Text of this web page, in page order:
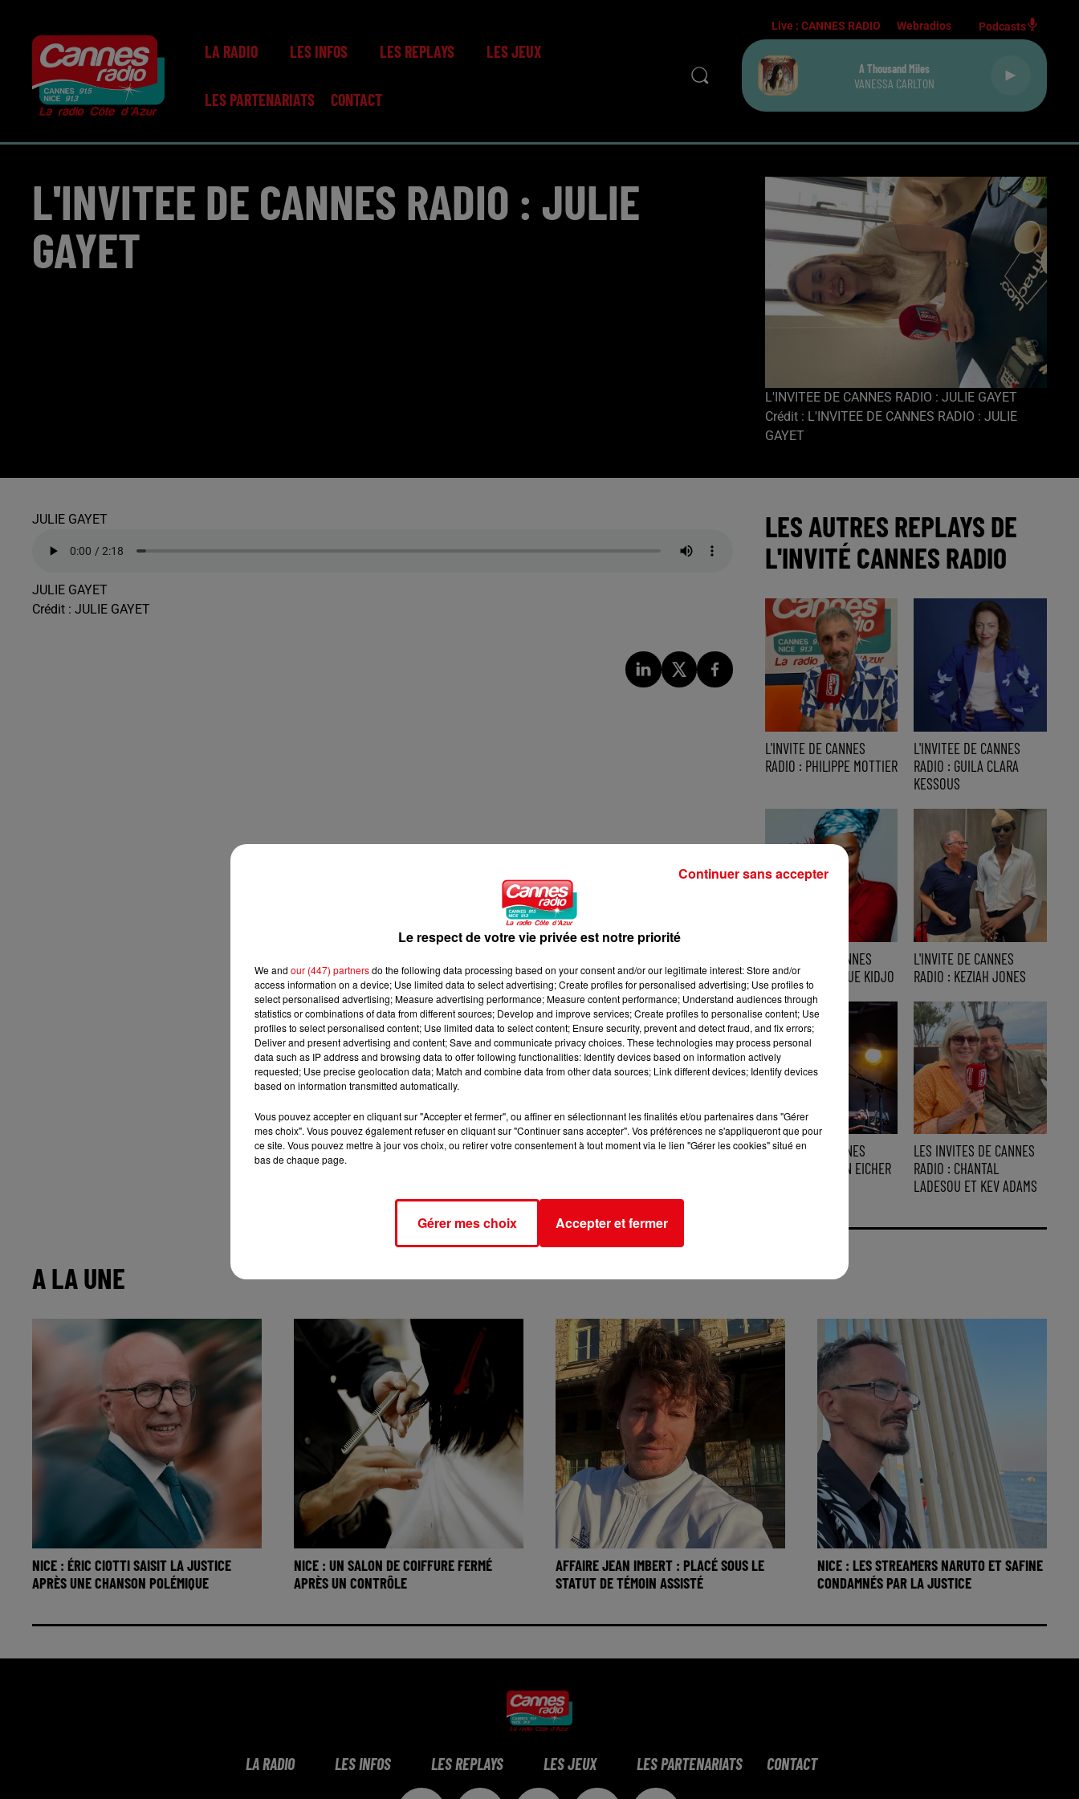
LA RADIO LES INFOS LES REPLAYS LES JEUX
LES PARTENARIATS CONTACT
Live :CANNES RADIO Webradios Podcasts
A Thousand Miles
VANESSA CARLTON
L'INVITEE DE CANNES RADIO : JULIE
GAYET
L'INVITEE DE CANNES RADIO : JULIE GAYET
Crédit : L'INVITEE DE CANNES RADIO : JULIE
GAYET
JULIE GAYET
JULIE GAYET
Crédit : JULIE GAYET
LES AUTRES REPLAYS DE
L'INVITÉ CANNES RADIO
L'INVITE DE CANNES
RADIO : PHILIPPE MOTTIER
L'INVITEE DE CANNES
RADIO : GUILA CLARA
KESSOUS
L'INVITEE DE CANNES
RADIO : ANGELIQUE KIDJO
L'INVITE DE CANNES
RADIO : KEZIAH JONES
L'INVITE DE CANNES
RADIO : STEPHAN EICHER
LES INVITES DE CANNES
RADIO : CHANTAL
LADESOU ET KEV ADAMS
A LA UNE
NICE : ÉRIC CIOTTI SAISIT LA JUSTICE
APRÈS UNE CHANSON POLÉMIQUE
NICE : UN SALON DE COIFFURE FERMÉ
APRÈS UN CONTRÔLE
AFFAIRE JEAN IMBERT : PLACÉ SOUS LE
STATUT DE TÉMOIN ASSISTÉ
NICE : LES STREAMERS NARUTO ET SAFINE
CONDAMNÉS PAR LA JUSTICE
LA RADIO LES INFOS LES REPLAYS LES JEUX LES PARTENARIATS CONTACT
Le respect de votre vie privée est notre priorité
We and our (447) partnersdo the following data processing based on your consent and/or our legitimate interest: Store and/or
access information on a device; Use limited data to select advertising; Create profiles for personalised advertising; Use profiles to
select personalised advertising; Measure advertising performance; Measure content performance; Understand audiences through
statistics or combinations of data from different sources; Develop and improve services; Create profiles to personalise content; Use
profiles to select personalised content; Use limited data to select content; Ensure security, prevent and detect fraud, and fix errors;
Deliver and present advertising and content; Save and communicate privacy choices. These technologies may process personal
data such as IP address and browsing data to offer following functionalities: Identify devices based on information actively
requested; Use precise geolocation data; Match and combine data from other data sources; Link different devices; Identify devices
based on information transmitted automatically.
Vous pouvez accepter en cliquant sur "Accepter et fermer", ou affiner en sélectionnant les finalités et/ou partenaires dans "Gérer
mes choix". Vous pouvez également refuser en cliquant sur "Continuer sans accepter". Vos préférences ne s'appliqueront que pour
ce site. Vous pouvez mettre à jour vos choix, ou retirer votre consentement à tout moment via le lien "Gérer les cookies" situé en
bas de chaque page.
Gérer mes choix Accepter et fermer
Continuer sans accepter